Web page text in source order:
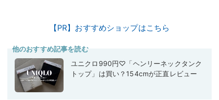
【PR】おすすめショップはこちら
他のおすすめ記事を読む
ユニクロ990円♡「ヘンリーネックタンク
トップ」は買い？154cmが正直レビュー